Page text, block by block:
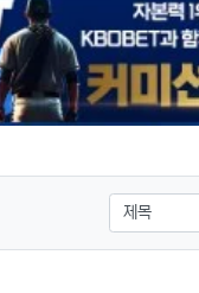
검색대상